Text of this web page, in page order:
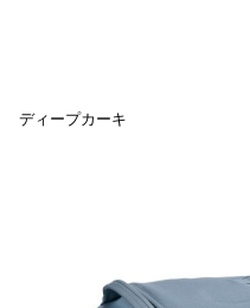
ディープカーキ